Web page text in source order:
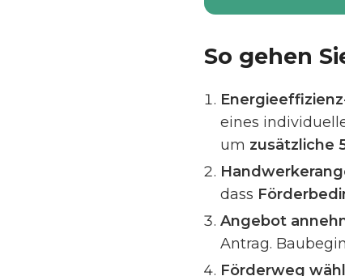
So gehen
eines
um zusätzliche
dass
Angebot
Antrag.
Förderweg